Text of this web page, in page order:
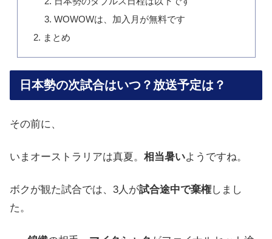
WOWOWは、加入月が無料です
まとめ
日本勢の次試合はいつ？放送予定は？
その前に、
いまオーストラリアは真夏。 相当暑いようですね。
ボクが観た試合では、3人が試合途中で棄権しまし
た。